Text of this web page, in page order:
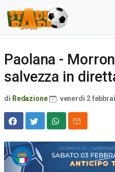
Paolana -
salvezza in
di Redazione venerdì 2